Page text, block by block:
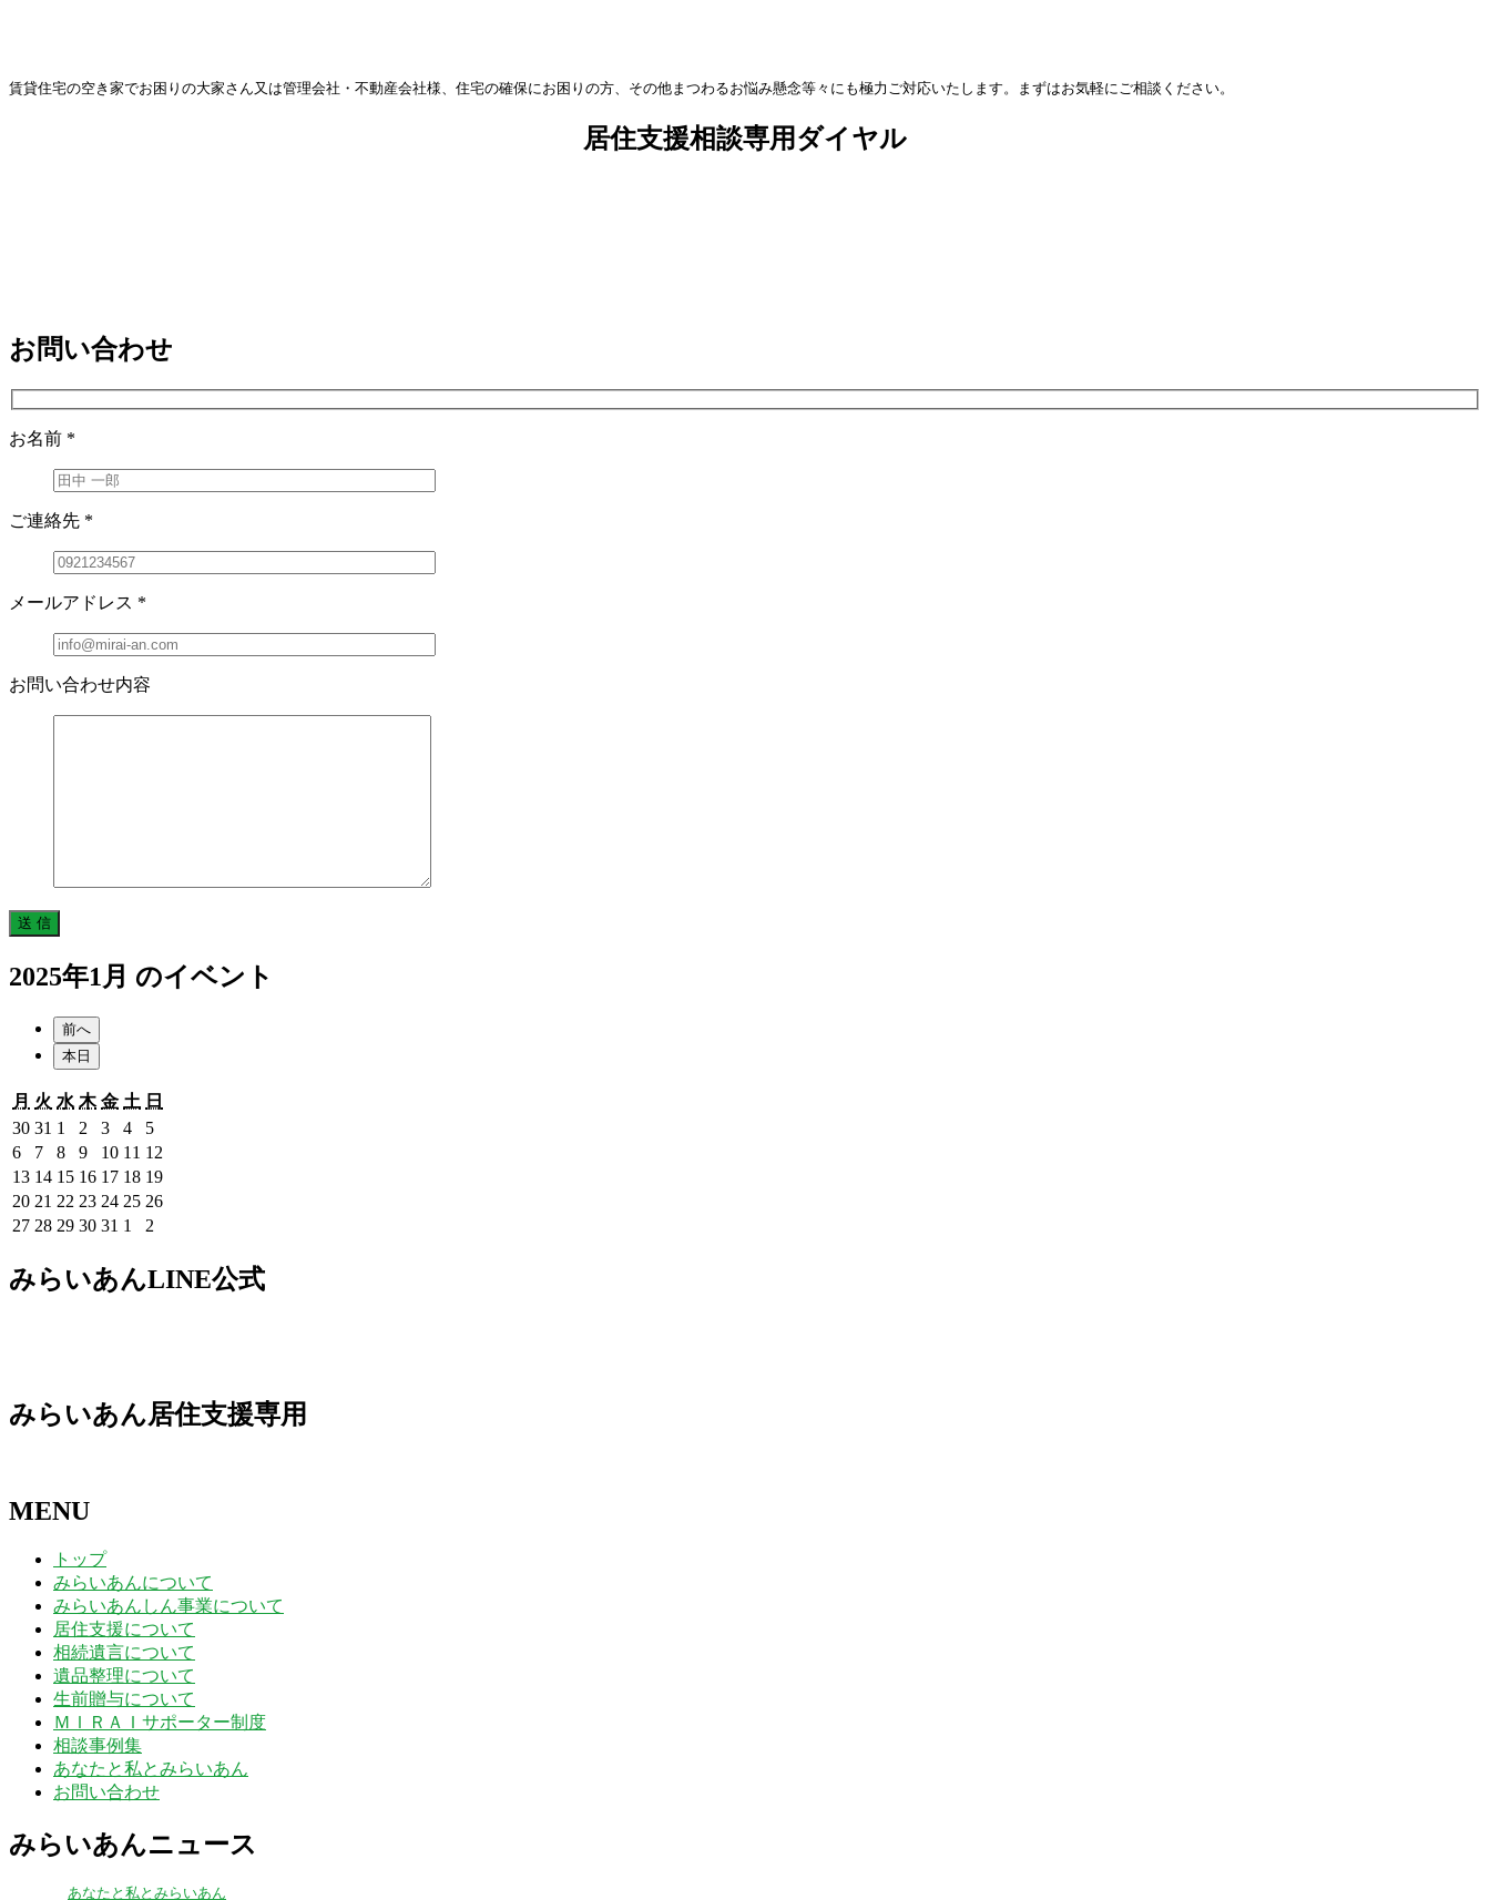
賃貸住宅の空き家でお困りの大家さん又は管理会社・不動産会社様、住宅の確保にお困りの方、その他まつわるお悩み懸念等々にも極力ご対応いたします。まずはお気軽にご相談ください。
居住支援相談専用ダイヤル
お問い合わせ
お名前 *
ご連絡先 *
メールアドレス *
お問い合わせ内容
2025年1月 のイベント
前へ
本日
月 月
曜
日
火 火
曜
日
水 水
曜
日
木木
曜
日
金金
曜
日
土 土
曜
日
日
302024
年
12
月
30
日
31 2024
年
12
月
31
日
1
2025
年
1
月
1
日
2 2025
年
1
月
2
日
32025
年
1
月
3
日
42025
年
1
月
4
日
52025
年
1
月
5
日
62025
年
1
月
6
72025
年
1
月
7
82025
年
1
月
8
92025
年
1
月
9
102025
年
1
月
10
11 2025
年
1
月
11
12
年
132025
年
1
日
142025
年
1
日
152025
年
1
日
162025
年
1
日
172025
年
1
日
182025
年
1
日
192025
年
日
202025
年
月
20
21 2025
年
21
22 2025
年
22
232025
年
月
23
242025
年
月
24
252025
年
25
262025
26
272025
月
282025
1
月
292025
月
302025
1
月
31 2025
月
1
2025
2
月
2
2
月
みらいあんLINE公式
みらいあん居住支援専用
MENU
トップ
みらいあんについて
みらいあんしん事業について
居住支援について
相続遺言について
遺品整理について
生前贈与について
ＭＩＲＡＩサポーター制度
相談事例集
あなたと私とみらいあん
お問い合わせ
みらいあんニュース
あなたと私とみらいあん